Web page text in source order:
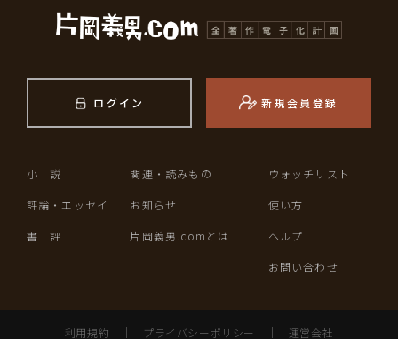
ログイン 新規会員登録
小 説
評論・エッセイ
書 評
関連・読みもの
お知らせ
片岡義男.comとは
ウォッチリスト
使い方
ヘルプ
お問い合わせ
利用規約 プライバシーポリシー 運営会社